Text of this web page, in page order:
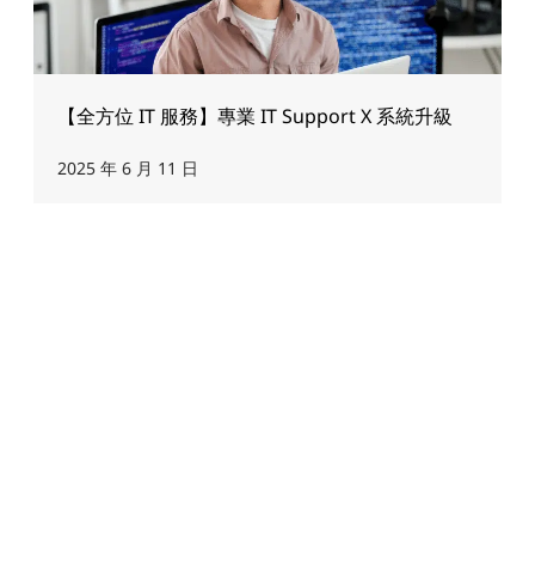
【全方位 IT 服務】專業 IT Support X 系統升級
2025 年 6 月 11 日